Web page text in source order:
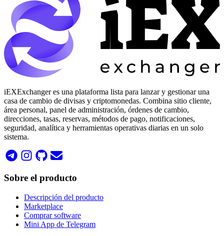
iEXExchanger es una plataforma lista para lanzar y gestionar una
casa de cambio de divisas y criptomonedas. Combina sitio cliente,
área personal, panel de administración, órdenes de cambio,
direcciones, tasas, reservas, métodos de pago, notificaciones,
seguridad, analítica y herramientas operativas diarias en un solo
sistema.
Sobre el producto
Descripción del producto
Marketplace
Comprar software
Mini App de Telegram